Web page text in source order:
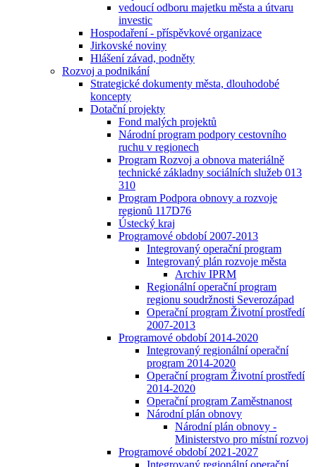
vedoucí odboru majetku města a útvaru
investic
Hospodaření - příspěvkové organizace
Jirkovské noviny
Hlášení závad, podněty
Rozvoj a podnikání
Strategické dokumenty města, dlouhodobé
koncepty
Dotační projekty
Fond malých projektů
Národní program podpory cestovního
ruchu v regionech
Program Rozvoj a obnova materiálně
technické základny sociálních služeb 013
310
Program Podpora obnovy a rozvoje
regionů 117D76
Ústecký kraj
Programové období 2007-2013
Integrovaný operační program
Integrovaný plán rozvoje města
Archiv IPRM
Regionální operační program
regionu soudržnosti Severozápad
Operační program Životní prostředí
2007-2013
Programové období 2014-2020
Integrovaný regionální operační
program 2014-2020
Operační program Životní prostředí
2014-2020
Operační program Zaměstnanost
Národní plán obnovy
Národní plán obnovy -
Ministerstvo pro místní rozvoj
Programové období 2021-2027
Integrovaný regionální operační